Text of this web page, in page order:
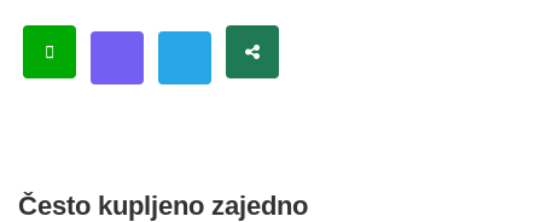
Često kupljeno zajedno